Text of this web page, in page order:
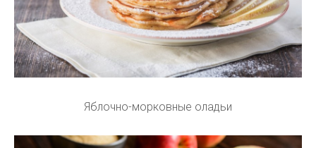
Яблочно-морковные оладьи